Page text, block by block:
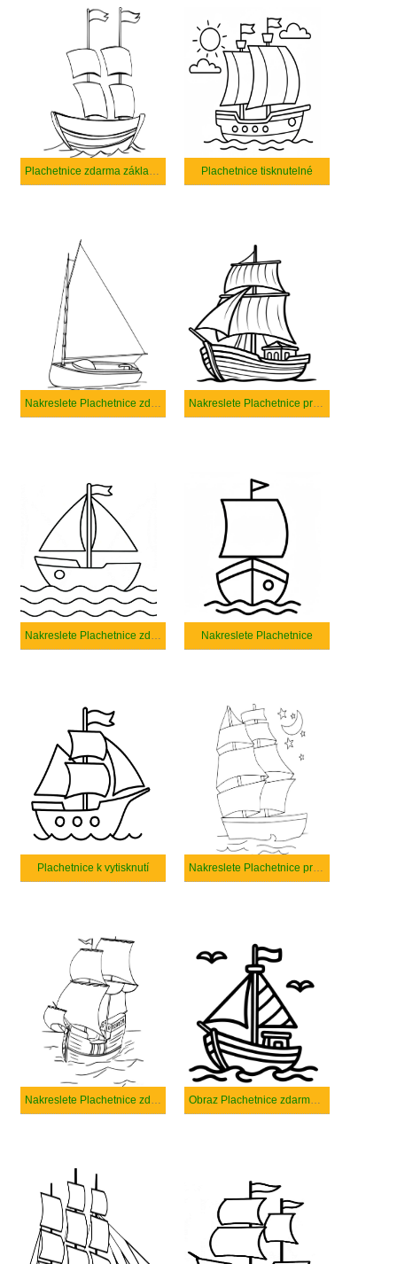
Plachetnice zdarma základní Plachetnice tisknutelné
Nakreslete Plachetnice zdarma pro děti Nakreslete Plachetnice prostý
Nakreslete Plachetnice zdarma základní tisknutelné Nakreslete Plachetnice
Plachetnice k vytisknutí Nakreslete Plachetnice pro děti
Nakreslete Plachetnice zdarma snadný tisknutelné Obraz Plachetnice zdarma tisknutelné